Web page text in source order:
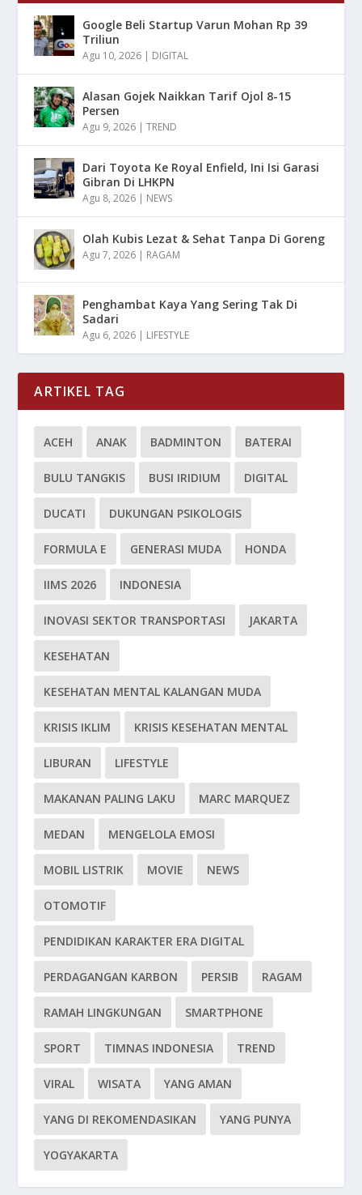
Google Beli Startup Varun Mohan Rp 39
Triliun
Agu 10, 2026 | DIGITAL
Alasan Gojek Naikkan Tarif Ojol 8-15
Persen
Agu 9, 2026 |TREND
Dari Toyota Ke Royal Enfield, Ini Isi Garasi
Gibran Di LHKPN
Agu 8, 2026 | NEWS
Olah Kubis Lezat & Sehat Tanpa Di Goreng
Agu 7, 2026 | RAGAM
Penghambat Kaya Yang Sering Tak Di
Sadari
Agu 6, 2026 | LIFESTYLE
ARTIKEL TAG
ACEH ANAK BADMINTON BATERAI
BULU TANGKIS BUSI IRIDIUM DIGITAL
DUCATI DUKUNGAN PSIKOLOGIS
FORMULA E GENERASI MUDA HONDA
IIMS 2026 INDONESIA
INOVASI SEKTOR TRANSPORTASI JAKARTA
KESEHATAN
KESEHATAN MENTAL KALANGAN MUDA
KRISIS IKLIM KRISIS KESEHATAN MENTAL
LIBURAN LIFESTYLE
MAKANAN PALING LAKU MARC MARQUEZ
MEDAN MENGELOLA EMOSI
MOBIL LISTRIK MOVIE NEWS
OTOMOTIF
PENDIDIKAN KARAKTER ERA DIGITAL
PERDAGANGAN KARBON PERSIB RAGAM
RAMAH LINGKUNGAN SMARTPHONE
SPORT TIMNAS INDONESIA TREND
VIRAL WISATA YANG AMAN
YANG DI REKOMENDASIKAN YANG PUNYA
YOGYAKARTA